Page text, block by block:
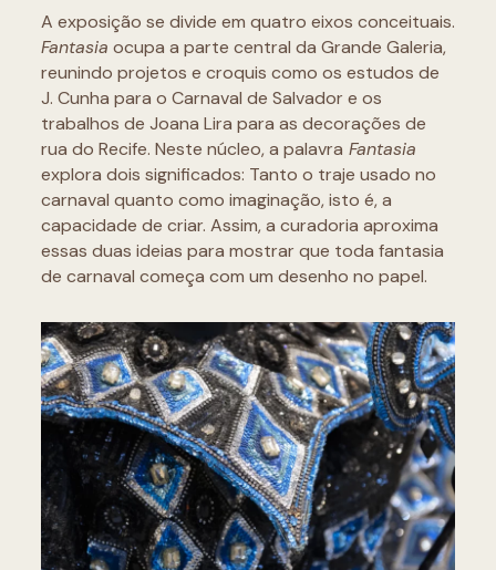
A exposição se divide em quatro eixos conceituais.
Fantasia ocupa a parte central da Grande Galeria,
reunindo projetos e croquis como os estudos de
J. Cunha para o Carnaval de Salvador e os
trabalhos de Joana Lira para as decorações de
rua do Recife. Neste núcleo, a palavra Fantasia
explora dois significados: Tanto o traje usado no
carnaval quanto como imaginação, isto é, a
capacidade de criar. Assim, a curadoria aproxima
essas duas ideias para mostrar que toda fantasia
de carnaval começa com um desenho no papel.